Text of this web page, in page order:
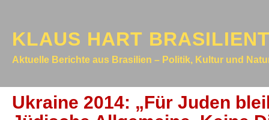
KLAUS HART
Aktuelle Berichte aus Brasilien – Politik, Kultur und
Ukraine 2014: „Für Juden